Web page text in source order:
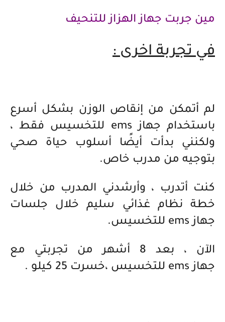
مين جربت جهاز الهزاز للتنحيف
في تجربة اخرى :
لم أتمكن من إنقاص الوزن بشكل أسرع
باستخدام جهاز ems للتخسيس فقط ،
ولكنني بدأت أيضًا أسلوب حياة صحي
بتوجيه من مدرب خاص.
كنت أتدرب ، وأرشدني المدرب من خلال
خطة نظام غذائي سليم خلال جلسات
جهاز ems للتخسيس.
الآن ، بعد 8 أشهر من تجربتي مع
جهاز ems للتخسيس ،خسرت 25 كيلو .